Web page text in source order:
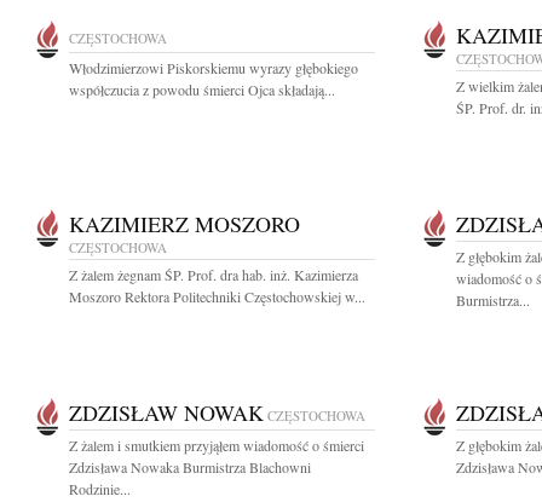
CZĘSTOCHOWA
Włodzimierzowi Piskorskiemu wyrazy głębokiego
współczucia z powodu śmierci Ojca składają...
Z wielkim
ŚP. Prof. dr.
KAZIMIERZ MOSZORO
CZĘSTOCHOWA
Z żalem żegnam ŚP. Prof. dra hab. inż. Kazimierza
Moszoro Rektora Politechniki Częstochowskiej w...
Z głębokim
wiadomość o
Burmistrza...
ZDZISŁAW NOWAK CZĘSTOCHOWA
Z żalem i smutkiem przyjąłem wiadomość o śmierci
Zdzisława Nowaka Burmistrza Blachowni
Rodzinie...
Z głębokim
Zdzisława